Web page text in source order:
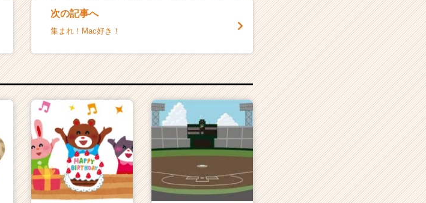
次の記事へ
集まれ！Mac好き！